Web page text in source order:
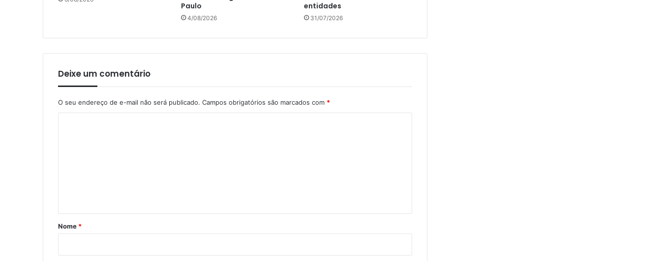
Paulo
4/08/2026
entidades
31/07/2026
Deixe um comentário
O seu endereço de e-mail não será publicado. Campos obrigatórios são marcados com *
rNome *